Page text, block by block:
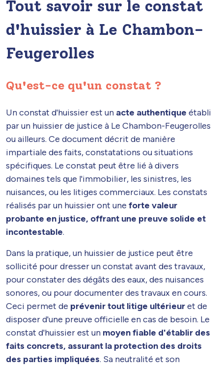
Tout savoir sur le constat
d'huissier à Le Chambon-
Feugerolles
Qu'est-ce qu'un constat ?
Un constat d'huissier est un acte authentique établi
par un huissier de justice à Le Chambon-Feugerolles
ou ailleurs. Ce document décrit de manière
impartiale des faits, constatations ou situations
spécifiques. Le constat peut être lié à divers
domaines tels que l'immobilier, les sinistres, les
nuisances, ou les litiges commerciaux. Les constats
réalisés par un huissier ont une forte valeur
probante en justice, offrant une preuve solide et
incontestable.
Dans la pratique, un huissier de justice peut être
sollicité pour dresser un constat avant des travaux,
pour constater des dégâts des eaux, des nuisances
sonores, ou pour documenter des travaux en cours.
Ceci permet de prévenir tout litige ultérieuret de
disposer d'une preuve officielle en cas de besoin. Le
constat d'huissier est un moyen fiable d'établir des
faits concrets, assurant la protection des droits
des parties impliquées. Sa neutralité et son